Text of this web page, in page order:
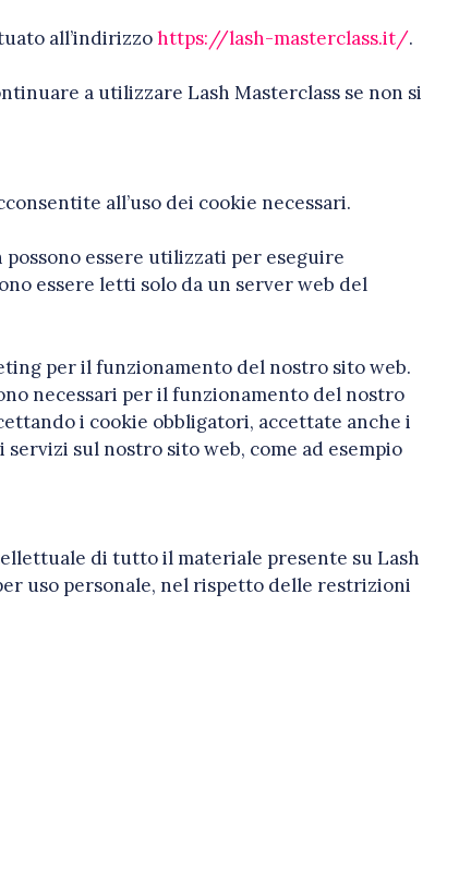
all’indirizzohttps://lash-masterclass.it/.
a utilizzare Lash Masterclass se non si
all’uso dei cookie necessari.
essere utilizzati per eseguire
essere letti solo da un server web del
per il funzionamento del nostro sito web.
necessari per il funzionamento del nostro
i cookie obbligatori, accettate anche i
sul nostro sito web, come ad esempio
di tutto il materiale presente su Lash
uso personale, nel rispetto delle restrizioni